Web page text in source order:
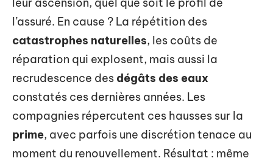
l’assuré. En cause ? La répétition des
catastrophes naturelles, les coûts de
réparation qui explosent, mais aussi la
recrudescence des dégâts des eaux
constatés ces dernières années. Les
compagnies répercutent ces hausses sur la
prime, avec parfois une discrétion tenace au
moment du renouvellement. Résultat : même